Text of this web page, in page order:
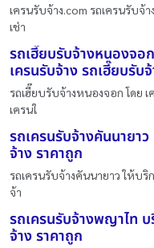
เครนรับจ้าง.com รถเครนรับจ้
เช่า
รถเฮี๊ยบรับจ้างหนองจอ
เครนรับจ้าง รถเฮี๊ยบรับ
รถเฮี๊ยบรับจ้างหนองจอก โดย
เครนใ
รถเครนรับจ้างคันนายา
จ้าง ราคาถูก
รถเครนรับจ้างคันนายาว ให้บริ
จ้า
รถเครนรับจ้างพญาไท บ
จ้าง ราคาถูก